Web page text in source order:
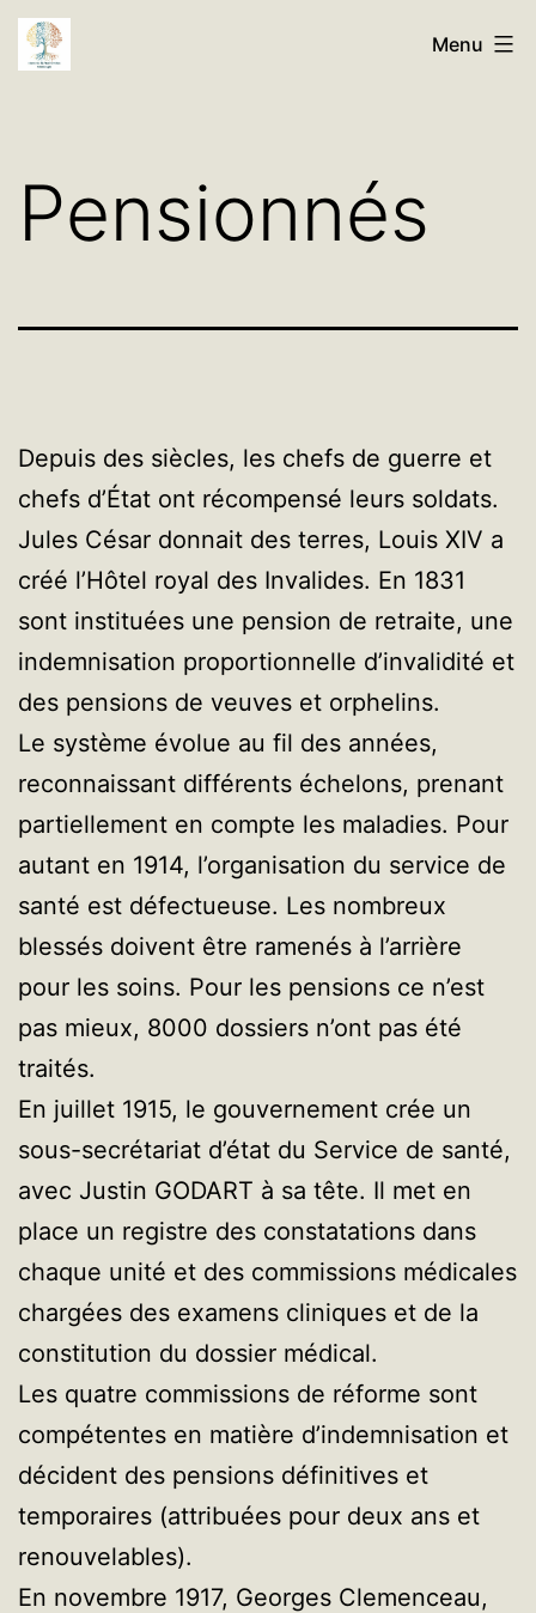
Aller
Histoires
Généalogie
Menu
Pensionnés
Depuis des siècles, les chefs de guerre et
chefs d’État ont récompensé leurs soldats.
Jules César donnait des terres, Louis XIV a
créé l’Hôtel royal des Invalides. En 1831
sont instituées une pension de retraite, une
indemnisation proportionnelle d’invalidité et
des pensions de veuves et orphelins.
Le système évolue au fil des années,
reconnaissant différents échelons, prenant
partiellement en compte les maladies. Pour
autant en 1914, l’organisation du service de
santé est défectueuse. Les nombreux
blessés doivent être ramenés à l’arrière
pour les soins. Pour les pensions ce n’est
pas mieux, 8000 dossiers n’ont pas été
traités.
En juillet 1915, le gouvernement crée un
sous-secrétariat d’état du Service de santé,
avec Justin GODART à sa tête. Il met en
place un registre des constatations dans
chaque unité et des commissions médicales
chargées des examens cliniques et de la
constitution du dossier médical.
Les quatre commissions de réforme sont
compétentes en matière d’indemnisation et
décident des pensions définitives et
temporaires (attribuées pour deux ans et
renouvelables).
En novembre 1917, Georges Clemenceau,